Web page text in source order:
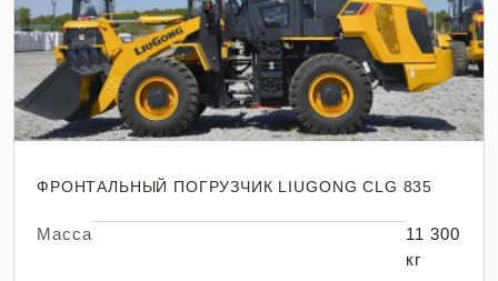
ФРОНТАЛЬНЫЙ ПОГРУЗЧИК LIUGONG CLG 835
Масса
11 300
кг